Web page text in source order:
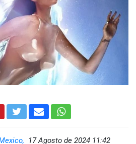
17 Agosto de 2024 11:42